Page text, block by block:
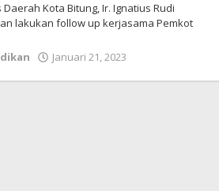
Kota Bitung, Ir. Ignatius Rudi
lakukan follow up kerjasama Pemkot
Januari 21, 2023